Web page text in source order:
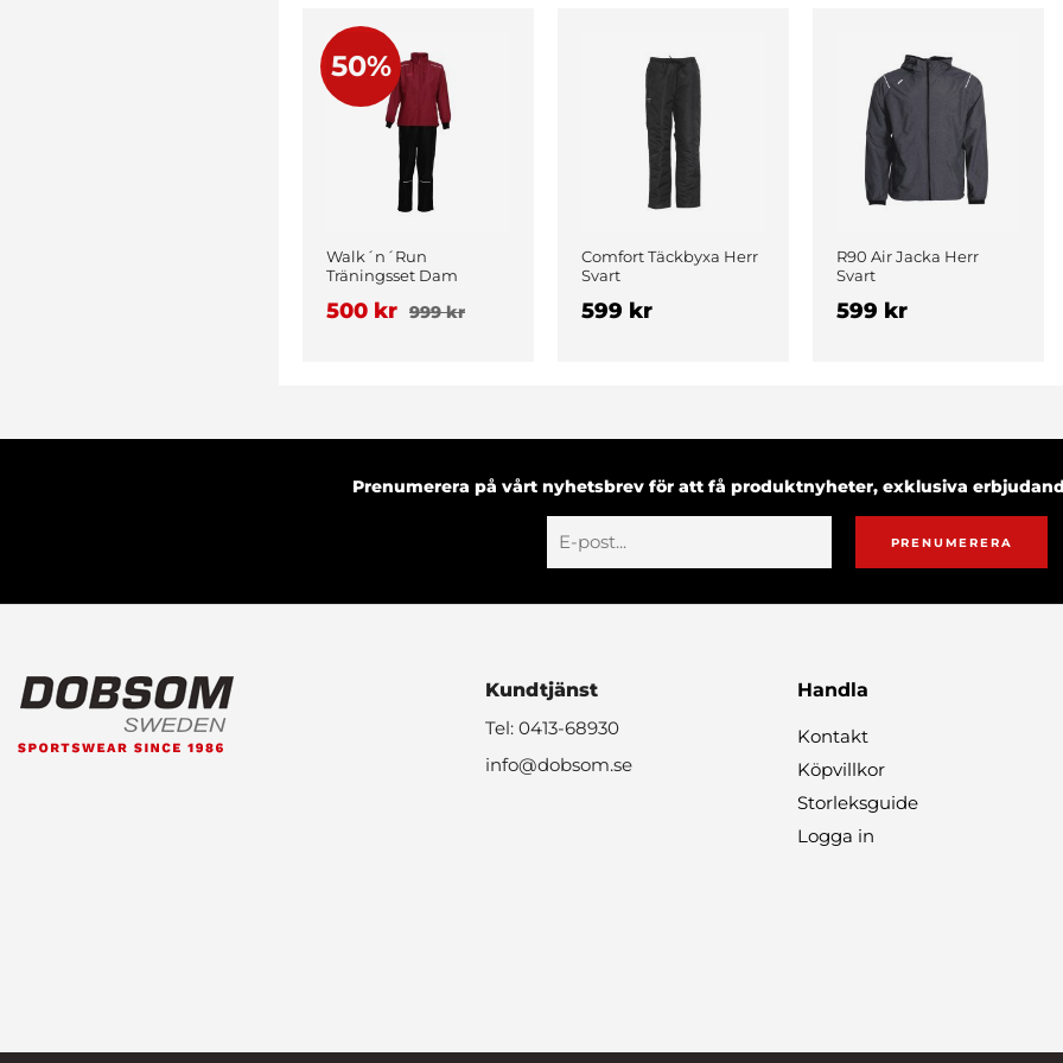
50%
Walk´n´Run
Träningsset Dam
500 kr 999 kr
Comfort Täckbyxa Herr
Svart
599 kr
R90 Air Jacka Herr
Svart
599 kr
Prenumerera på vårt nyhetsbrev för att få produktnyheter, exklusiva
PRENUMERERA
Kundtjänst
Tel: 0413-68930
info@dobsom.se
Handla
Kontakt
Köpvillkor
Storleksguide
Logga in